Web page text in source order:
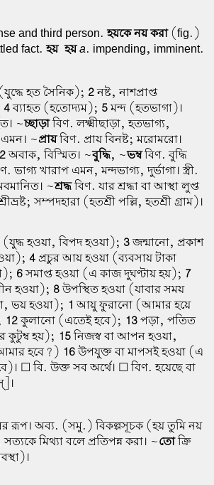
and third person.হয়কে নয় করা(fig.)
fact.হয়-হয় a. impending, imminent.
হত সৈনিক); 2নষ্ট, নাশপ্রাপ্ত
4ব্যাহত (হতোদ্যম); 5মন্দ (হতভাগা)।
~চ্ছাড়াবিণ. লক্ষ্মীছাড়া, হতভাগ্য,
এমন। ~প্রায়বিণ. প্রায় বিনষ্ট; মরোমরো।
2অবাক, বিস্মিত। ~বুদ্ধি, ~ভম্ববিণ. বুদ্ধি
ভাগ্য খারাপ এমন, মন্দভাগ্য, দুর্ভাগা। স্ত্রী.
~শ্রদ্ধবিণ. যার শ্রদ্ধা বা আস্থা লুপ্ত
সম্পদহারা (হতশ্রী পল্লি, হতশ্রী গ্রাম)।
হওয়া, বিপদ হওয়া); 3জন্মানো, প্রকাশ
4প্রচুর আয় হওয়া (ব্যবসায় টাকা
6সমাপ্ত হওয়া (এ কাজ দুঘণ্টায় হয়); 7
হওয়া); 8উপস্থিত হওয়া (যাবার সময়
ভয় হওয়া); 1 আয়ু ফুরানো (আমার হয়ে
12কুলানো (এতেই হবে); 13পড়া, পতিত
কুটুম্ব হয়); 15নিজস্ব বা আপন হওয়া,
হবে?) 16উপযুক্ত বা মাপসই হওয়া (এ
☐ বি. উক্ত সব অর্থে। ☐ বিণ. হয়েছে বা
রূপ। অব্য. (সমু.) বিকল্পসূচক (হয় তুমি নয়
মিথ্যা বলে প্রতিপন্ন করা। ~তোক্রি-